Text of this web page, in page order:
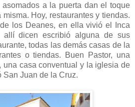
asomados a la puerta dan el toque
Hoy, restaurantes y tiendas.
los Deanes, en ella vivió el Inca
allí dicen escribió alguna de sus
todas las demás casas de la
o tiendas. Buen Pastor, una
una casa conventual y la iglesia de
San Juan de la Cruz.